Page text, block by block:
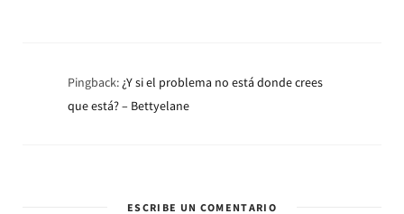
Pingback: ¿Y si el problema no está donde crees
que está? – Bettyelane
ESCRIBE UN COMENTARIO